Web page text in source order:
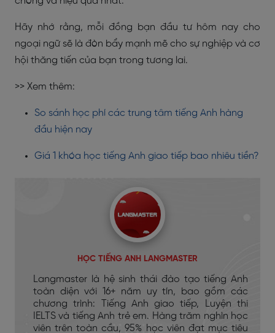
Hãy nhớ rằng, mỗi đồng bạn đầu tư hôm nay cho
ngoại ngữ sẽ là đòn bẩy mạnh mẽ cho sự nghiệp và cơ
hội thăng tiến của bạn trong tương lai.
>> Xem thêm:
So sánh học phí các trung tâm tiếng Anh hàng
đầu hiện nay
Giá 1 khóa học tiếng Anh giao tiếp bao nhiêu tiền?
HỌC TIẾNG ANH LANGMASTER
Langmaster là hệ sinh thái đào tạo tiếng Anh
toàn diện với 16+ năm uy tín, bao gồm các
chương trình: Tiếng Anh giao tiếp, Luyện thi
IELTS và tiếng Anh trẻ em. Hàng trăm nghìn học
viên trên toàn cầu, 95% học viên đạt mục tiêu